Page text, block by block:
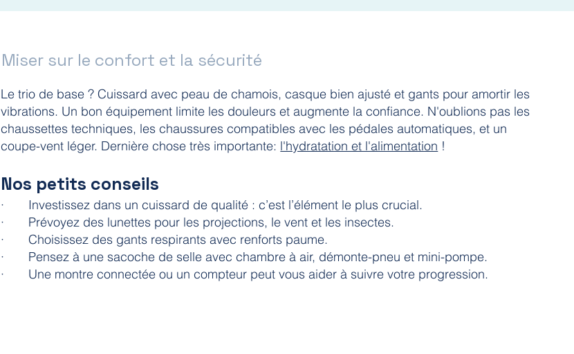
Miser sur le confort et la sécurité
Le trio de base ? Cuissard avec peau de chamois, casque bien ajusté et gants pour amortir les
vibrations. Un bon équipement limite les douleurs et augmente la confiance. N'oublions pas les
chaussettes techniques, les chaussures compatibles avec les pédales automatiques, et un
coupe-vent léger. Dernière chose très importante: l'hydratation et l'alimentation !
Nos petits conseils
· Investissez dans un cuissard de qualité : c’est l’élément le plus crucial.
· Prévoyez des lunettes pour les projections, le vent et les insectes.
· Choisissez des gants respirants avec renforts paume.
· Pensez à une sacoche de selle avec chambre à air, démonte-pneu et mini-pompe.
· Une montre connectée ou un compteur peut vous aider à suivre votre progression.